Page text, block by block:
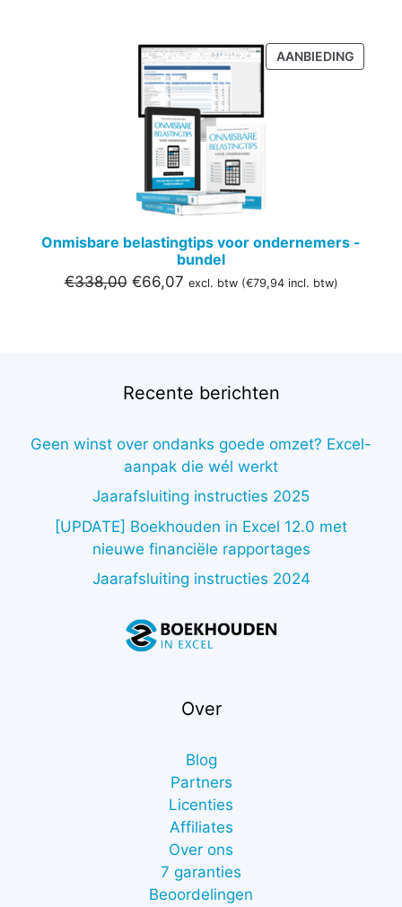
AANBIEDING
IN
Onmisbare belastingtips voor ondernemers -
bundel
€338,00 Oorspronkelijke
€66,07Huidige
excl. btw (€79,94incl. btw)
Recente berichten
Geen winst over ondanks goede omzet? Excel-
aanpak die wél werkt
Jaarafsluiting instructies 2025
[UPDATE] Boekhouden in Excel 12.0 met
nieuwe financiële rapportages
Jaarafsluiting instructies 2024
Over
Blog
Partners
Licenties
Affiliates
Over ons
7 garanties
Beoordelingen